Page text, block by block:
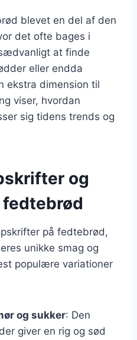
blevet en del af den
det ofte bages i
at finde
eller endda
ekstra dimension til
viser, hvordan
sig tidens trends og
og
på fedtebrød,
unikke smag og
populære variationer
og sukker: Den
giver en rig og sød